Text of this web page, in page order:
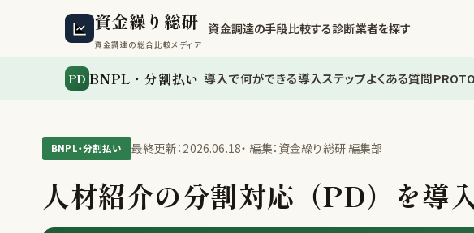
資金繰り総研
資金調達の総合比較メディア
資金調達の手段比較する診断業者を探す
PD BNPL・分割払い 導入で何ができる導入ステップよくある質問
BNPL・分割払い 最終更新：2026.06.18・ 編集：資金繰り総研 編集部
人材紹介の分割対応（PD）を導